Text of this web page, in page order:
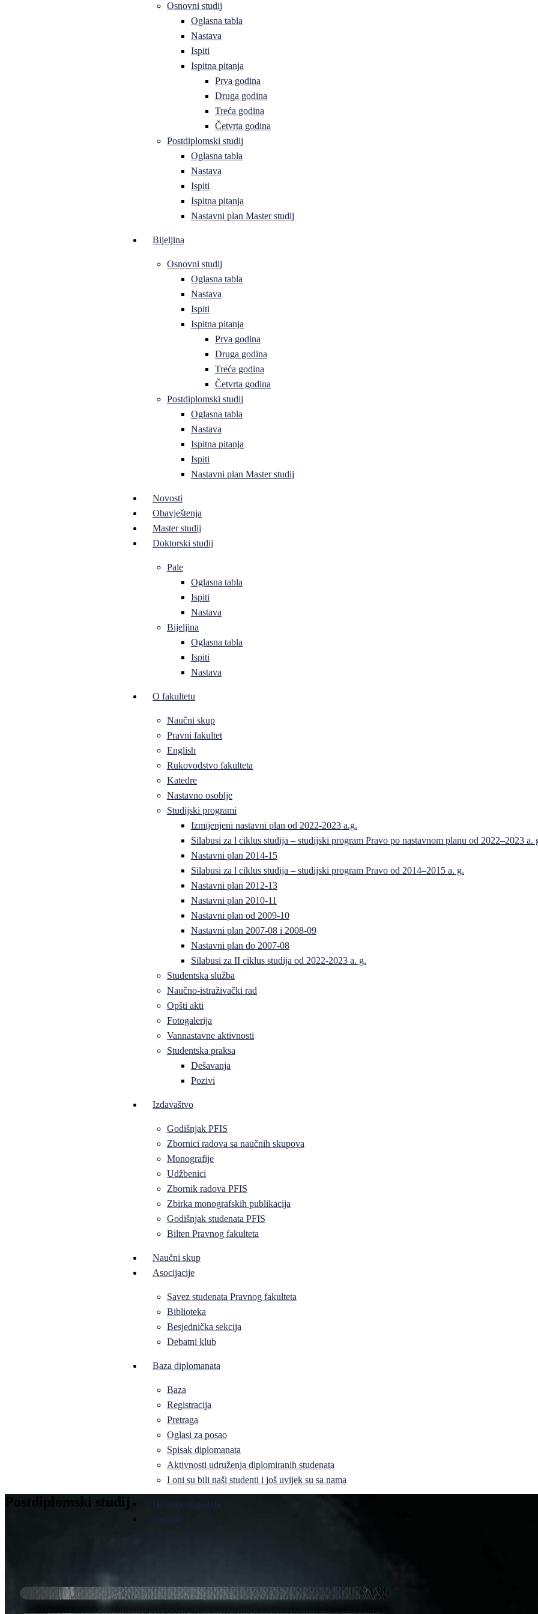
Osnovni studij
Oglasna tabla
Nastava
Ispiti
Ispitna pitanja
Prva godina
Druga godina
Treća godina
Četvrta godina
Postdiplomski studij
Oglasna tabla
Nastava
Ispiti
Ispitna pitanja
Nastavni plan Master studij
Bijeljina
Osnovni studij
Oglasna tabla
Nastava
Ispiti
Ispitna pitanja
Prva godina
Druga godina
Treća godina
Četvrta godina
Postdiplomski studij
Oglasna tabla
Nastava
Ispitna pitanja
Ispiti
Nastavni plan Master studij
Novosti
Obavještenja
Master studij
Doktorski studij
Pale
Oglasna tabla
Ispiti
Nastava
Bijeljina
Oglasna tabla
Ispiti
Nastava
O fakultetu
Naučni skup
Pravni fakultet
English
Rukovodstvo fakulteta
Katedre
Nastavno osoblje
Studijski programi
Izmijenjeni nastavni plan od 2022-2023 a.g.
Silabusi za l ciklus studija – studijski program Pravo po nastavnom planu od 2022–2023 a.
Nastavni plan 2014-15
Silabusi za l ciklus studija – studijski program Pravo od 2014–2015 a. g.
Nastavni plan 2012-13
Nastavni plan 2010-11
Nastavni plan od 2009-10
Nastavni plan 2007-08 i 2008-09
Nastavni plan do 2007-08
Silabusi za II ciklus studija od 2022-2023 a. g.
Studentska služba
Naučno-istraživački rad
Opšti akti
Fotogalerija
Vannastavne aktivnosti
Studentska praksa
Dešavanja
Pozivi
Izdavaštvo
Godišnjak PFIS
Zbornici radova sa naučnih skupova
Monografije
Udžbenici
Zbornik radova PFIS
Zbirka monografskih publikacija
Godišnjak studenata PFIS
Bilten Pravnog fakulteta
Naučni skup
Asocijacije
Savez studenata Pravnog fakulteta
Biblioteka
Besjednička sekcija
Debatni klub
Baza diplomanata
Baza
Registracija
Pretraga
Oglasi za posao
Spisak diplomanata
Aktivnosti udruženja diplomiranih studenata
I oni su bili naši studenti i još uvijek su sa nama
Hronika događaja
Kontakt
Postdiplomski studij